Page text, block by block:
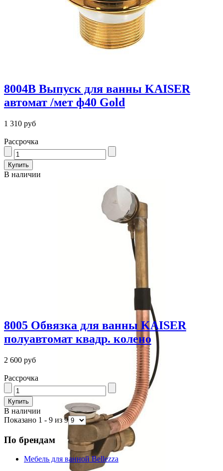
8004В Выпуск для ванны KAISER
автомат /мет ф40 Gold
1 310 руб
Рассрочка
В наличии
8005 Обвязка для ванны KAISER
полуавтомат квадр. колено
2 600 руб
Рассрочка
В наличии
Показано 1 - 9 из 9
По брендам
Мебель для ванной Bellezza